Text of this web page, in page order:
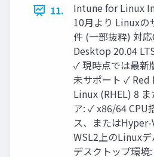
11.
Intune for Linux
10月より Linuxの
件 (一部抜粋) 対
Desktop 20.04
✓ 現時点では最
未サポート ✓
Linux (RHEL) 8
ア: ✓ x86/64 CPU
ス、または
WSL2上のLinux
デスクトップ環境